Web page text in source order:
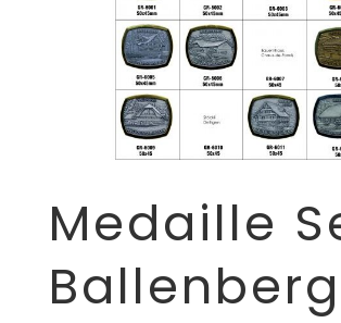
Medaille
Ballenberg